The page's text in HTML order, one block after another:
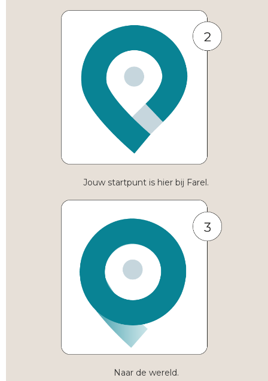
Jouw startpunt is hier bij Farel.
Naar de wereld.